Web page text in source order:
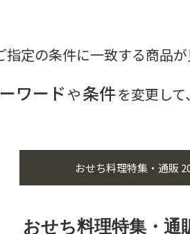
指定の条件に一致する商品が
ワードや条件を変更して
おせち料理特集・通販
おせち料理特集・通